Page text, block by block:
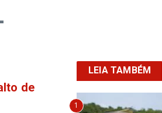
de
LEIA TAMBÉM
1